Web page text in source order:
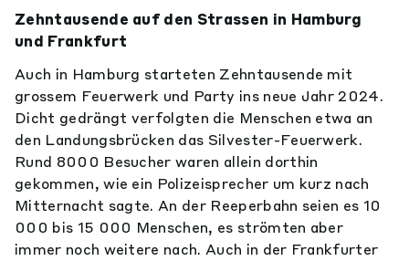
Zehntausende auf den Strassen in Hamburg
und Frankfurt
Auch in Hamburg starteten Zehntausende mit
grossem Feuerwerk und Party ins neue Jahr 2024.
Dicht gedrängt verfolgten die Menschen etwa an
den Landungsbrücken das Silvester-Feuerwerk.
Rund 8000 Besucher waren allein dorthin
gekommen, wie ein Polizeisprecher um kurz nach
Mitternacht sagte. An der Reeperbahn seien es 10
000 bis 15 000 Menschen, es strömten aber
immer noch weitere nach. Auch in der Frankfurter